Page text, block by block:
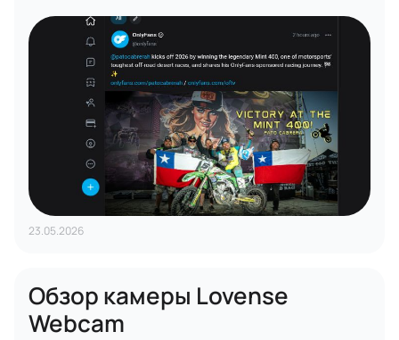
23.05.2026
Обзор камеры Lovense
Webcam